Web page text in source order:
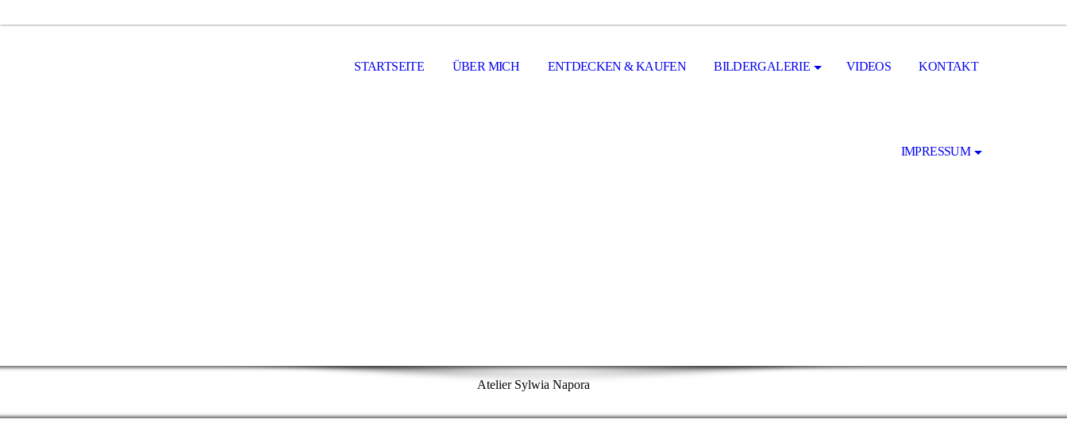
STARTSEITE ÜBER MICH ENTDECKEN & KAUFEN BILDERGALERIE VIDEOS KONTAKT
IMPRESSUM
Atelier Sylwia Napora